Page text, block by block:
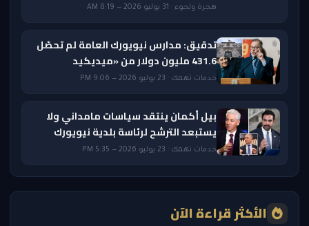
هجرة ولجوء · 31 يوليو 2026 — 8:19 AM
تدقيق: مدارس نيويورك العامة لم تحصّل
431.6 مليون دولار من «ميديكيد
خدمات تهمك · 23 يوليو 2026 — 9:06 PM
بيل أكمان ينتقد سياسات مامداني ولا
يستبعد الترشح لرئاسة بلدية نيويورك
خدمات تهمك · 23 يوليو 2026 — 5:35 PM
الأكثر قراءة الآن